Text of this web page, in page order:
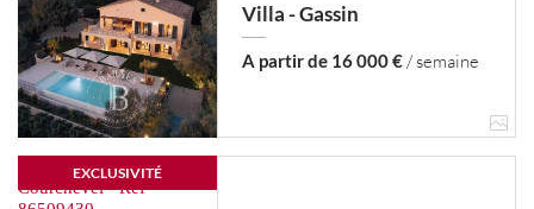
Villa - Gassin
A partir de 16 000 €/ semaine
EXCLUSIVITÉ